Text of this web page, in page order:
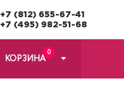
+7 (812) 655-67-41
+7 (495) 982-51-68
0
КОРЗИНА